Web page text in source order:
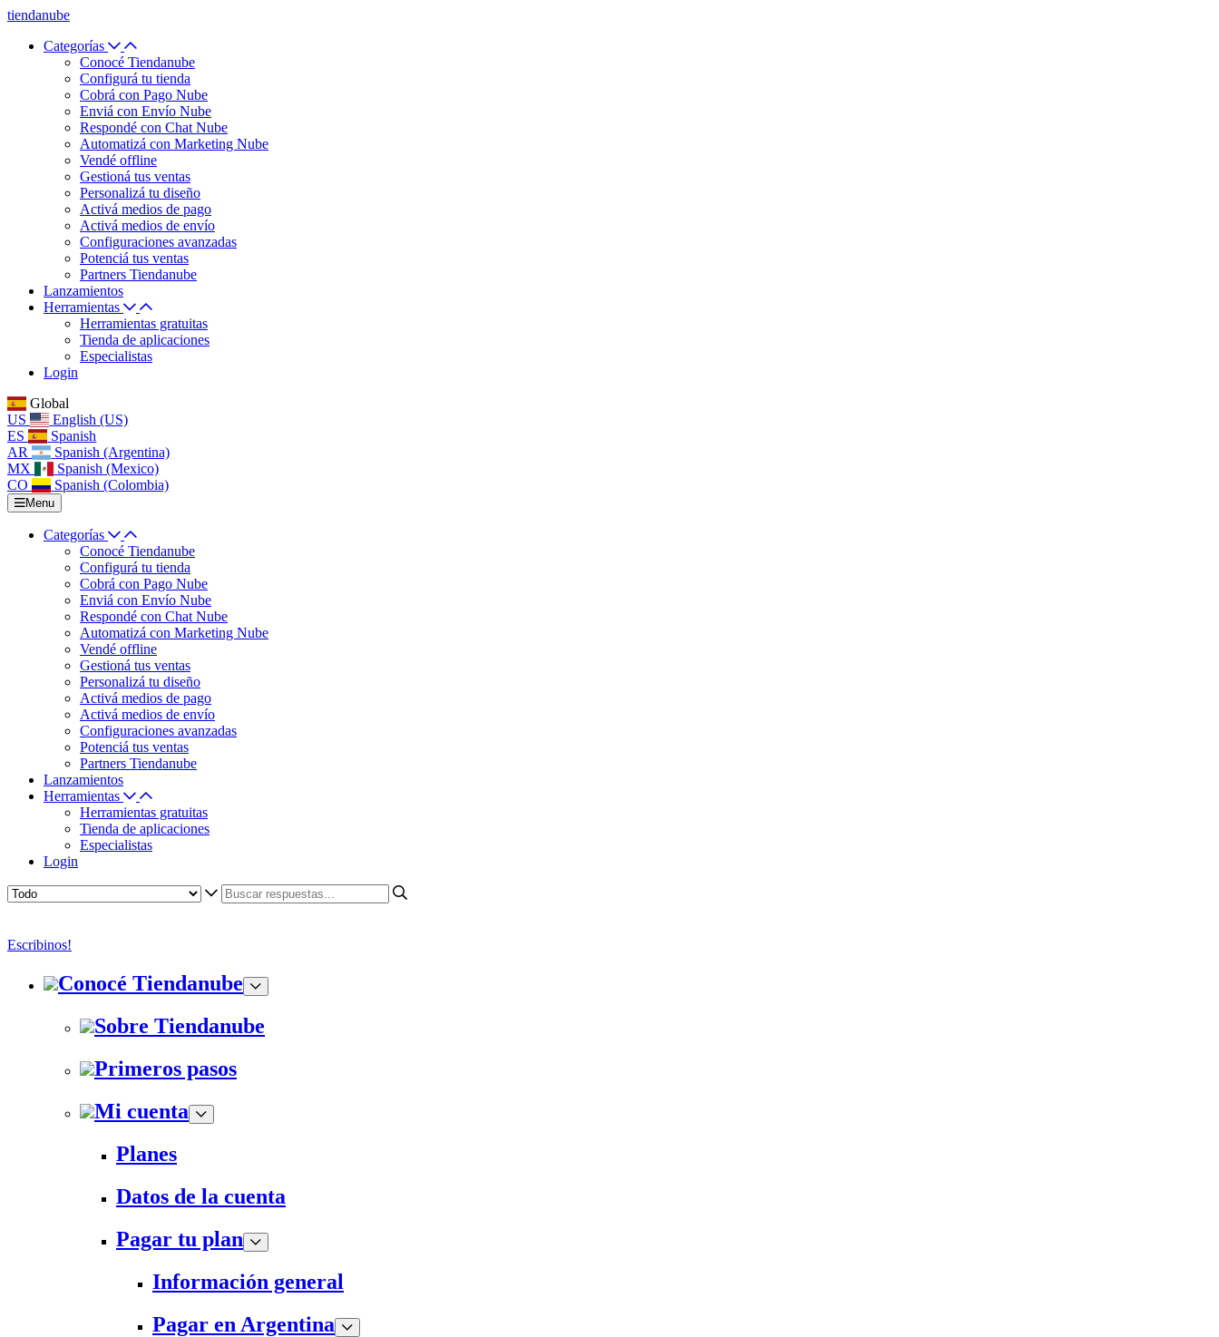
tiendanube
Categorías
Conocé Tiendanube
Configurá tu tienda
Cobrá con Pago Nube
Enviá con Envío Nube
Respondé con Chat Nube
Automatizá con Marketing Nube
Vendé offline
Gestioná tus ventas
Personalizá tu diseño
Activá medios de pago
Activá medios de envío
Configuraciones avanzadas
Potenciá tus ventas
Partners Tiendanube
Lanzamientos
Herramientas
Herramientas gratuitas
Tienda de aplicaciones
Especialistas
Login
Global
US
English (US)
ES
Spanish
AR
Spanish (Argentina)
MX
Spanish (Mexico)
CO
Spanish (Colombia)
Menu
Categorías
Conocé Tiendanube
Configurá tu tienda
Cobrá con Pago Nube
Enviá con Envío Nube
Respondé con Chat Nube
Automatizá con Marketing Nube
Vendé offline
Gestioná tus ventas
Personalizá tu diseño
Activá medios de pago
Activá medios de envío
Configuraciones avanzadas
Potenciá tus ventas
Partners Tiendanube
Lanzamientos
Herramientas
Herramientas gratuitas
Tienda de aplicaciones
Especialistas
Login
Escribinos!
Conocé Tiendanube
Sobre Tiendanube
Primeros pasos
Mi cuenta
Planes
Datos de la cuenta
Pagar tu plan
Información general
Pagar en Argentina